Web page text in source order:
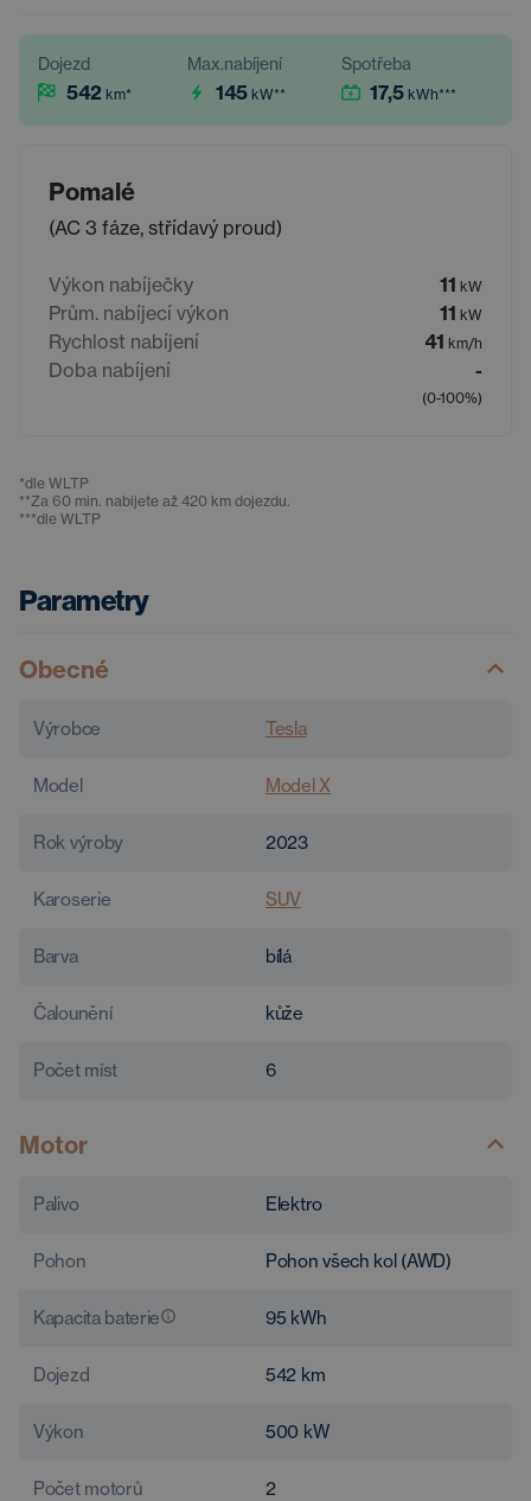
Dojezd
542 km*
Max.nabíjení
145 kW**
Spotřeba
17,5 kWh***
Pomalé
(AC 3 fáze, střídavý proud)
Výkon nabíječky 11 kW
Prům. nabíjecí výkon 11 kW
Rychlost nabíjení 41 km/h
Doba nabíjení -
(0-100%)
*dle WLTP
**Za 60 min. nabijete až 420 km dojezdu.
***dle WLTP
Parametry
Obecné
Výrobce Tesla
Model Model X
Rok výroby 2023
Karoserie SUV
Barva bílá
Čalounění kůže
Počet míst 6
Motor
Palivo Elektro
Pohon Pohon všech kol (AWD)
Kapacita baterie 95 kWh
Dojezd 542 km
Výkon 500 kW
Počet motorů 2